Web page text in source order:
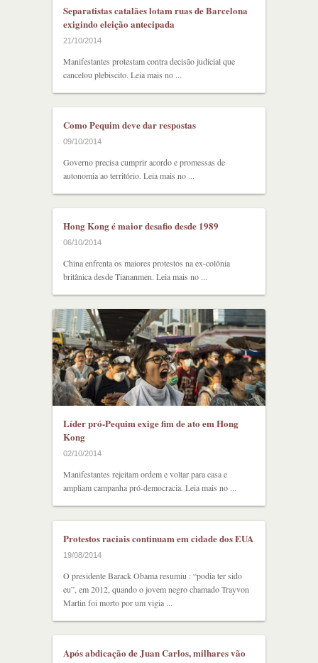
Separatistas catalães lotam ruas de Barcelona
exigindo eleição antecipada
21/10/2014
Manifestantes protestam contra decisão judicial que
cancelou plebiscito. Leia mais no ...
Como Pequim deve dar respostas
09/10/2014
Governo precisa cumprir acordo e promessas de
autonomia ao território. Leia mais no ...
Hong Kong é maior desafio desde 1989
06/10/2014
China enfrenta os maiores protestos na ex-colônia
britânica desde Tiananmen. Leia mais no ...
Líder pró-Pequim exige fim de ato em Hong
Kong
02/10/2014
Manifestantes rejeitam ordem e voltar para casa e
ampliam campanha pró-democracia. Leia mais no ...
Protestos raciais continuam em cidade dos EUA
19/08/2014
O presidente Barack Obama resumiu : “podia ter sido
eu”, em 2012, quando o jovem negro chamado Trayvon
Martin foi morto por um vigia ...
Após abdicação de Juan Carlos, milhares vão